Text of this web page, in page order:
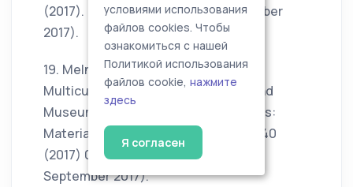
(2017). (Published online: 28 September
2017).
19. Melnikova G.F., Gilmanshina S.I.
Multicultural University Education and
Museum Pedagogy // IOP Conf. Series:
Materials Science and Engineering 240
(2017) 012050; (Published online: 28
September 2017).
условиями использования
файлов cookies. Чтобы
ознакомиться с нашей
Политикой использования
файлов cookie, нажмите
здесь
Я согласен